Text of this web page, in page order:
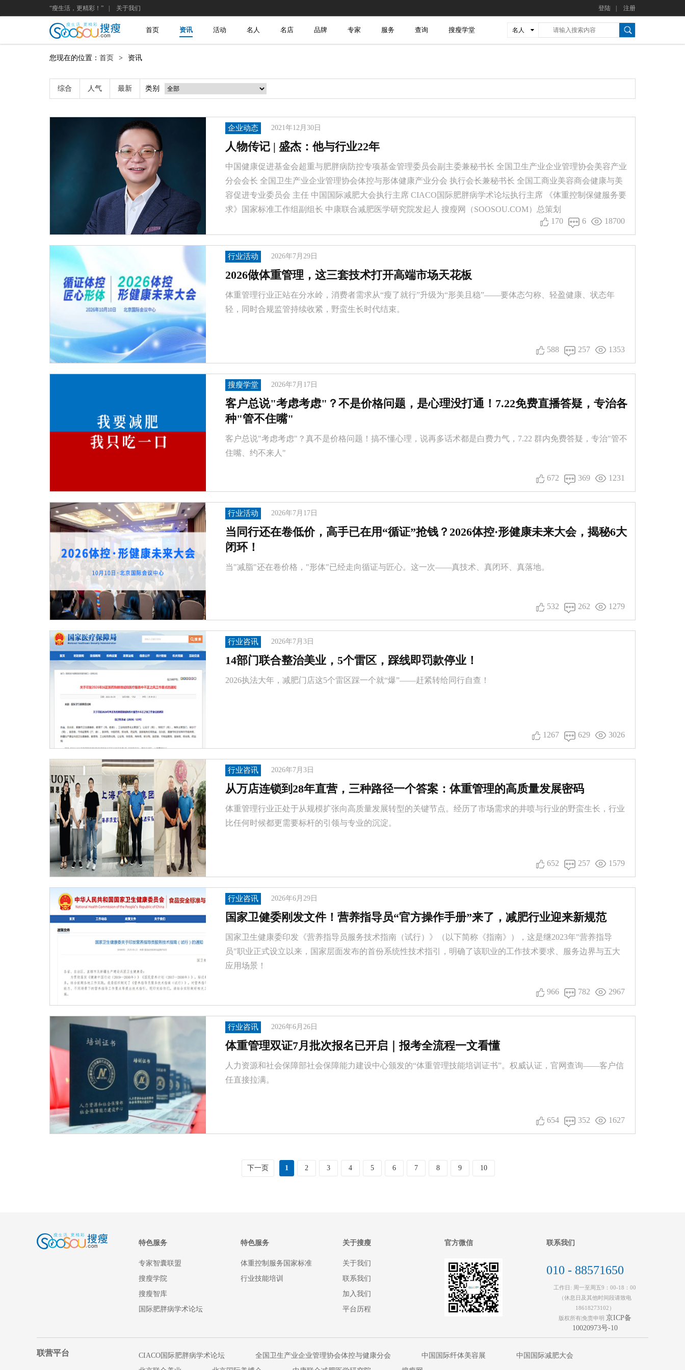
“瘦生活，更精彩！” 关于我们 登陆 注册
首页 资讯 活动 名人 名店 品牌 专家 服务 查询 搜瘦学堂 名人
您现在的位置： 首页 > 资讯
综合 人气 最新 类别
企业动态 2021年12月30日
人物传记 | 盛杰：他与行业22年
中国健康促进基金会超重与肥胖病防控专项基金管理委员会副主委兼秘书长 全国卫生产业企业管理协会美容产业
分会会长 全国卫生产业企业管理协会体控与形体健康产业分会 执行会长兼秘书长 全国工商业美容商会健康与美
容促进专业委员会 主任 中国国际减肥大会执行主席 CIACO国际肥胖病学术论坛执行主席 《体重控制保健服务要
求》国家标准工作组副组长 中康联合减肥医学研究院发起人 搜瘦网（SOOSOU.COM）总策划
18700
6
170
行业活动 2026年7月29日
2026做体重管理，这三套技术打开高端市场天花板
体重管理行业正站在分水岭，消费者需求从“瘦了就行”升级为“形美且稳”——要体态匀称、轻盈健康、状态年
轻，同时合规监管持续收紧，野蛮生长时代结束。
1353
257
588
搜瘦学堂 2026年7月17日
客户总说"考虑考虑"？不是价格问题，是心理没打通！7.22免费直播答疑，专治各
种"管不住嘴"
客户总说"考虑考虑"？真不是价格问题！搞不懂心理，说再多话术都是白费力气，7.22 群内免费答疑，专治"管不
住嘴、约不来人"
1231
369
672
行业活动 2026年7月17日
当同行还在卷低价，高手已在用“循证”抢钱？2026体控·形健康未来大会，揭秘6大
闭环！
当"减脂"还在卷价格，"形体"已经走向循证与匠心。这一次——真技术、真闭环、真落地。
1279
262
532
行业咨讯 2026年7月3日
14部门联合整治美业，5个雷区，踩线即罚款停业！
2026执法大年，减肥门店这5个雷区踩一个就“爆”——赶紧转给同行自查！
3026
629
1267
行业咨讯 2026年7月3日
从万店连锁到28年直营，三种路径一个答案：体重管理的高质量发展密码
体重管理行业正处于从规模扩张向高质量发展转型的关键节点。经历了市场需求的井喷与行业的野蛮生长，行业
比任何时候都更需要标杆的引领与专业的沉淀。
1579
257
652
行业咨讯 2026年6月29日
国家卫健委刚发文件！营养指导员“官方操作手册”来了，减肥行业迎来新规范
国家卫生健康委印发《营养指导员服务技术指南（试行）》（以下简称《指南》），这是继2023年"营养指导
员"职业正式设立以来，国家层面发布的首份系统性技术指引，明确了该职业的工作技术要求、服务边界与五大
应用场景！
2967
782
966
行业咨讯 2026年6月26日
体重管理双证7月批次报名已开启｜报考全流程一文看懂
人力资源和社会保障部社会保障能力建设中心颁发的“体重管理技能培训证书”。权威认证，官网查询——客户信
任直接拉满。
1627
352
654
下一页 1 2 3 4 5 6 7 8 9 10
特色服务
专家智囊联盟
搜瘦学院
搜瘦智库
国际肥胖病学术论坛
特色服务
体重控制服务国家标准
行业技能培训
关于搜瘦
关于我们
联系我们
加入我们
平台历程
官方微信 联系我们
010 - 88571650
工作日: 周一至周五9：00-18：00
（休息日及其他时间段请致电
18618273102）
版权所有|免责申明 京ICP备
10020973号-10
联营平台 CIACO国际肥胖病学术论坛 全国卫生产业企业管理协会体控与健康分会 中国国际纤体美容展
中国国际减肥大会